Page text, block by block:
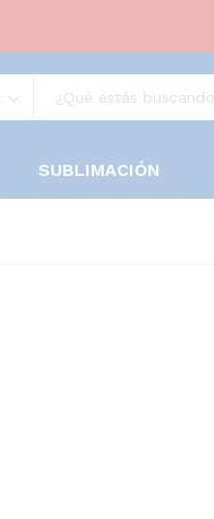
SUBLIMACIÓN